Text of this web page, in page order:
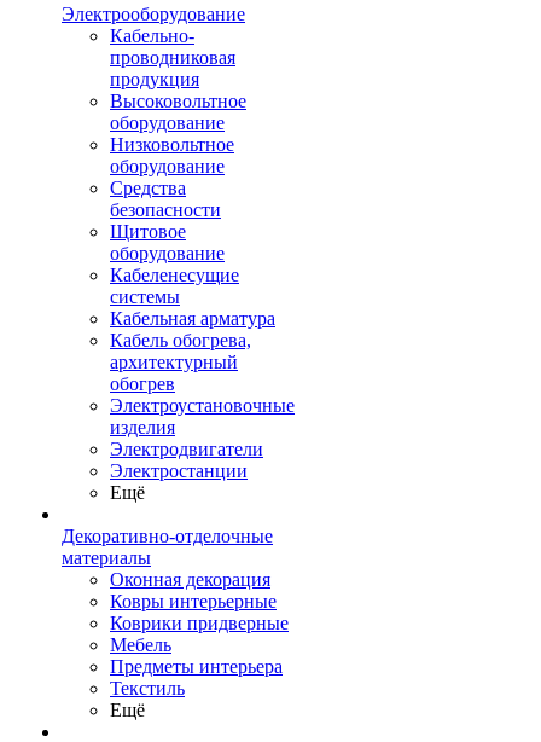
Электрооборудование
Кабельно-
проводниковая
продукция
Высоковольтное
оборудование
Низковольтное
оборудование
Средства
безопасности
Щитовое
оборудование
Кабеленесущие
системы
Кабельная арматура
Кабель обогрева,
архитектурный
обогрев
Электроустановочные
изделия
Электродвигатели
Электростанции
Ещё
Декоративно-отделочные
материалы
Оконная декорация
Ковры интерьерные
Коврики придверные
Мебель
Предметы интерьера
Текстиль
Ещё